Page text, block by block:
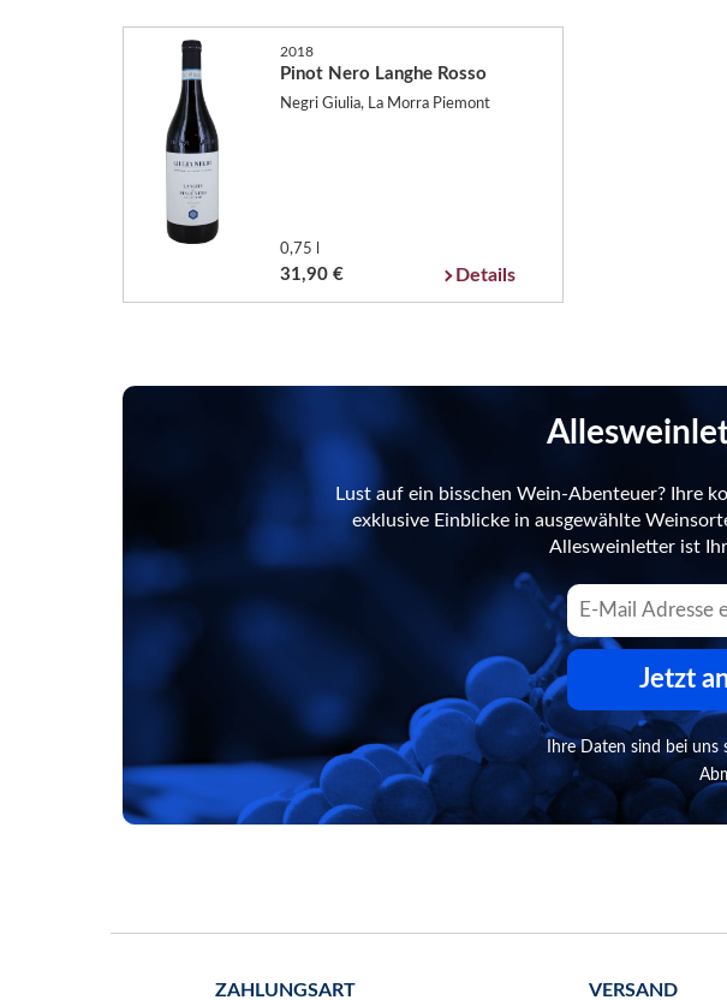
2018
Pinot Nero Langhe Rosso
Negri Giulia, La Morra Piemont
0,75 l
31,90 € Details
Lust auf ein bisschen Wein-Abenteuer? Ihre
exklusive Einblicke in ausgewählte
Allesweinletter ist
Jetzt
Ihre Daten sind bei
ZAHLUNGSART VERSAND